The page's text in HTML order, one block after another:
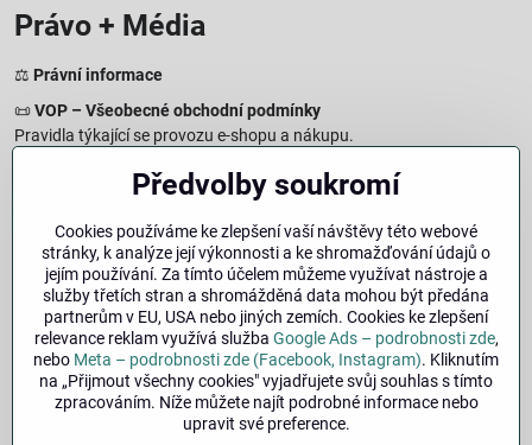
Právo + Média
⚖️ Právní informace
📜VOP – Všeobecné obchodní podmínky
Pravidla týkající se provozu e-shopu a nákupu.
Zásady zpracování osobních údajů
Jak chráníme a zpracováváme vaše osobní údaje.
Informace o cookies
Informace o používaných cookies a zpracování údajů na webu.
Právo na odstoupení – 14denní vrácení
Postup a podmínky odstoupení od nákupu.
Impresum
Údaje o provozovateli a právní informace.
Bezpečnost
Předvolby soukromí
Cookies používáme ke zlepšení vaší návštěvy této webové
stránky, k analýze její výkonnosti a ke shromažďování údajů o
jejím používání. Za tímto účelem můžeme využívat nástroje a
služby třetích stran a shromážděná data mohou být předána
partnerům v EU, USA nebo jiných zemích. Cookies ke zlepšení
relevance reklam využívá služba Google Ads – podrobnosti zde,
nebo Meta – podrobnosti zde (Facebook, Instagram). Kliknutím
na „Přijmout všechny cookies" vyjadřujete svůj souhlas s tímto
zpracováním. Níže můžete najít podrobné informace nebo
upravit své preference.